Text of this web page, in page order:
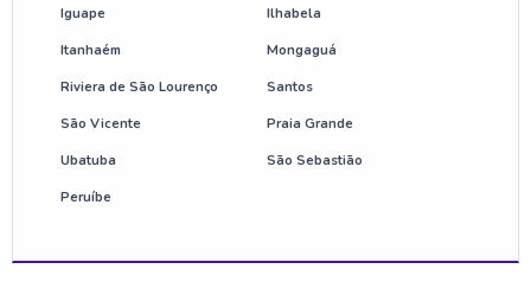
Sensor de loja antifurto
Valor de antena antifurto
Anti furto para loja
Anti furto para loja preço
Iguape Ilhabela
Itanhaém Mongaguá
Riviera de São Lourenço Santos
São Vicente Praia Grande
Ubatuba São Sebastião
Peruíbe